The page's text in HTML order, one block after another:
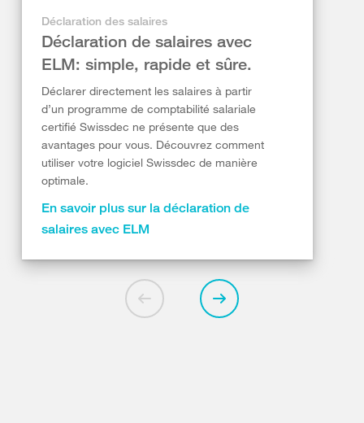
Déclaration des salaires
Déclaration de salaires avec
ELM: simple, rapide et sûre.
Déclarer directement les salaires à partir
d’un programme de comptabilité salariale
certifié Swissdec ne présente que des
avantages pour vous. Découvrez comment
utiliser votre logiciel Swissdec de manière
optimale.
En savoir plus sur la déclaration de
salaires avec ELM